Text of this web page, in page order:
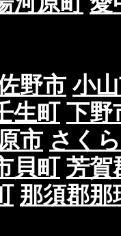
野市 小
生町 下野
市 さく
貝町 芳賀
那須郡那